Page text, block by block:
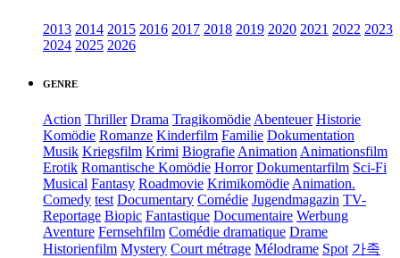
2013 2014 2015 2016 2017 2018 2019 2020 2021 2022 2023
2024 2025 2026
GENRE
Action Thriller Drama TragikomödieAbenteuer Historie
Komödie Romanze Kinderfilm Familie Dokumentation
Musik Kriegsfilm Krimi BiografieAnimationAnimationsfilm
Erotik Romantische Komödie Horror Dokumentarfilm Sci-Fi
Musical Fantasy Roadmovie KrimikomödieAnimation.
Comedy test Documentary Comédie Jugendmagazin TV-
Reportage Biopic Fantastique Documentaire Werbung
Aventure Fernsehfilm Comédie dramatique Drame
Historienfilm Mystery Court métrage Mélodrame Spot 가족